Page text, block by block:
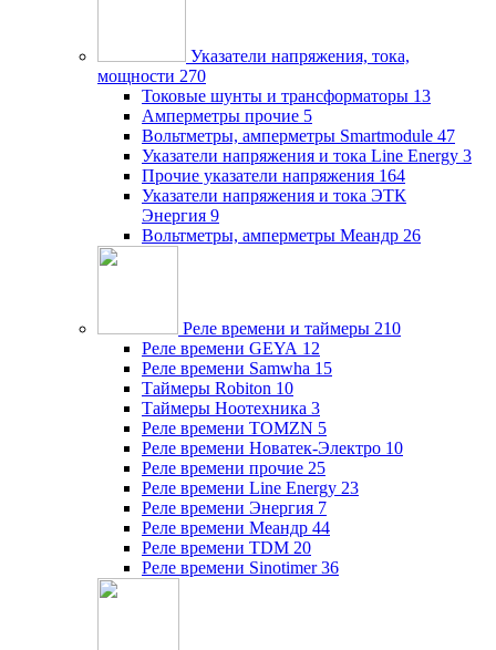
Указатели напряжения, тока,
мощности 270
Токовые шунты и трансформаторы 13
Амперметры прочие 5
Вольтметры, амперметры Smartmodule 47
Указатели напряжения и тока Line Energy 3
Прочие указатели напряжения 164
Указатели напряжения и тока ЭТК
Энергия 9
Вольтметры, амперметры Меандр 26
Реле времени и таймеры 210
Реле времени GEYA 12
Реле времени Samwha 15
Таймеры Robiton 10
Таймеры Ноотехника 3
Реле времени TOMZN 5
Реле времени Новатек-Электро 10
Реле времени прочие 25
Реле времени Line Energy 23
Реле времени Энергия 7
Реле времени Меандр 44
Реле времени TDM 20
Реле времени Sinotimer 36